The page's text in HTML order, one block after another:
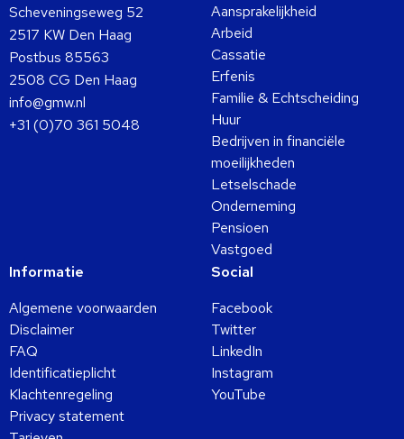
Scheveningseweg 52
2517 KW Den Haag
Postbus 85563
2508 CG Den Haag
info@gmw.nl
+31 (0)70 361 5048
Aansprakelijkheid
Arbeid
Cassatie
Erfenis
Familie & Echtscheiding
Huur
Bedrijven in financiële
moeilijkheden
Letselschade
Onderneming
Pensioen
Vastgoed
Informatie
Algemene voorwaarden
Disclaimer
FAQ
Identificatieplicht
Klachtenregeling
Privacy statement
Social
Facebook
Twitter
LinkedIn
Instagram
YouTube